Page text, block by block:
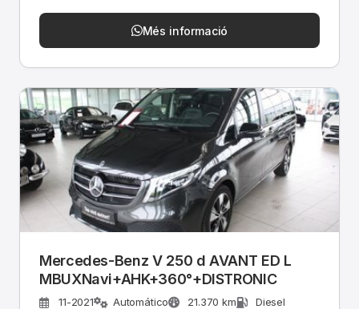
Més informació
Mercedes-Benz V 250 d AVANT ED L
MBUXNavi+AHK+360­°+DISTRONIC
11-2021 Automático 21.370 km
Diesel